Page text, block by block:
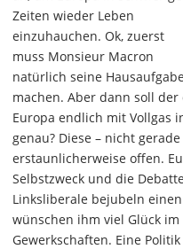
Zeiten wieder Leben
einzuhauchen. Ok, zuerst
muss Monsieur Macron
natürlich seine
machen. Aber dann soll
Europa endlich mit Vollgas
genau? Diese – nicht
erstaunlicherweise offen.
Selbstzweck und die
Linksliberale bejubeln
wünschen ihm viel Glück
Gewerkschaften. Eine